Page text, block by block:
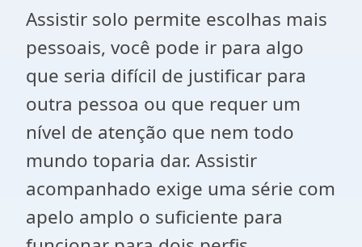
Assistir solo permite escolhas mais
pessoais, você pode ir para algo
que seria difícil de justificar para
outra pessoa ou que requer um
nível de atenção que nem todo
mundo toparia dar. Assistir
acompanhado exige uma série com
apelo amplo o suficiente para